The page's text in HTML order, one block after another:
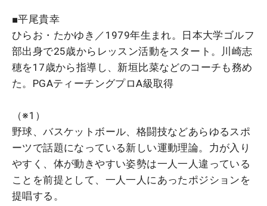
■平尾貴幸
ひらお・たかゆき／1979年生まれ。日本大学ゴルフ
部出身で25歳からレッスン活動をスタート。
川崎志
穂を17歳から指導し、新垣比菜などのコーチも務め
た。PGAティーチングプロA級取得
（※1）
野球、バスケットボール、格闘技などあらゆるスポ
ーツで話題になっている新しい運動理論。力が入り
やすく、体が動きやすい姿勢は一人一人違っている
ことを前提として、一人一人にあったポジションを
提唱する。